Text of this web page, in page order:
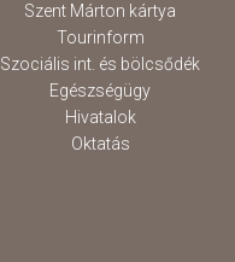
Szent Márton kártya
Tourinform
Szociális int. és bölcsődék
Egészségügy
Hivatalok
Oktatás